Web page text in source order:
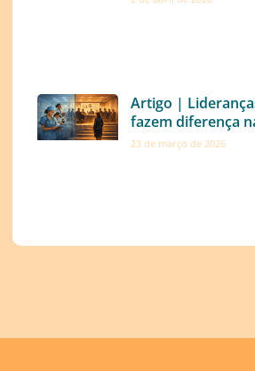
Artigo |
fazem diferença
23 de março de 2026